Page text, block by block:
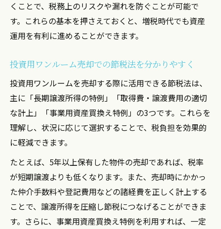
くことで、税務上のリスクや漏れを防ぐことが可能で
す。これらの基本を押さえておくと、増税時代でも資産
運用を有利に進めることができます。
投資用ワンルーム売却での節税法を分かりやすく
投資用ワンルームを売却する際に活用できる節税法は、
主に「長期譲渡所得の特例」「取得費・譲渡費用の適切
な計上」「事業用資産買換え特例」の3つです。これらを
理解し、状況に応じて選択することで、税負担を効果的
に軽減できます。
たとえば、5年以上保有した物件の売却であれば、税率
が短期譲渡よりも低くなります。また、売却時にかかっ
た仲介手数料や登記費用などの諸経費を正しく計上する
ことで、譲渡所得を圧縮し節税につなげることができま
す。さらに、事業用資産買換え特例を利用すれば、一定